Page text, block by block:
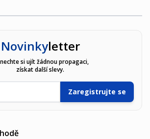
Novinkyletter
si ujít žádnou propagaci,
získat další slevy.
E-mailová adresa
Zaregistrujte se